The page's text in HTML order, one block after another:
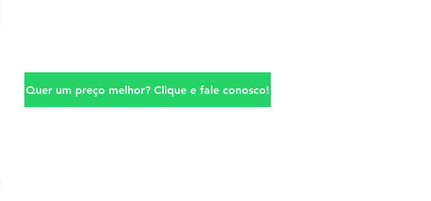
Quer um preço melhor? Clique e fale conosco!